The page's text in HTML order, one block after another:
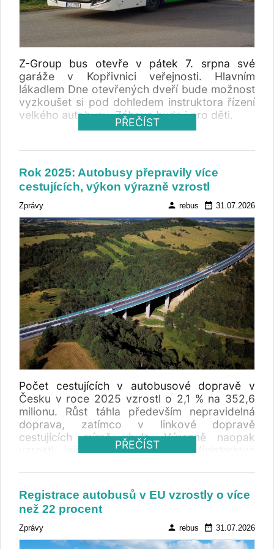
%). Červencový výsledek tak výrazně přispěl
k celkovému růstu trhu. Zatímco za prvních
sedm měsíců registrace meziročně vzrostly o
23,20 procenta, samotný červenec přinesl
meziroční růst o 56,06 procenta. Registrace
autobusů červenec 2025
Z-Group bus otevře v pátek 7. srpna své
garáže v Kopřivnici veřejnosti. Hlavním
lákadlem Dne otevřených dveří bude možnost
vyzkoušet si pod dohledem instruktora řízení
velkého autobusu. Zábava bude i pro děti.
PŘEČÍST
Rok 2025: Autobusy přepravily více
cestujících, výkon výrazně vzrostl
Zprávy person rebus date_range 31.07.2026
Počet cestujících v autobusové dopravě v
Česku v roce 2025 vzrostl o 2,1 % na 352,6
milionu. Růst táhla především nepravidelná
doprava, zatímco v linkové dopravě
cestujících mírně ubylo. Výrazně naopak
vzrostl její přepravní výkon. Ministerstvo
PŘEČÍST
Registrace autobusů v EU vzrostly o více
než 22 procent
Zprávy person rebus date_range 31.07.2026